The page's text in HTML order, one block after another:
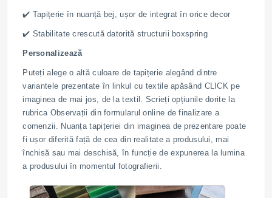
✔️ Tapițerie în nuanță bej, ușor de integrat în orice decor
✔️ Stabilitate crescută datorită structurii boxspring
Personalizează
Puteți alege o altă culoare de tapițerie alegând dintre
variantele prezentate în linkul cu textile apăsând CLICK pe
imaginea de mai jos, de la textil. Scrieți opțiunile dorite la
rubrica Observații din formularul online de finalizare a
comenzii. Nuanța tapițeriei din imaginea de prezentare poate
fi ușor diferită față de cea din realitate a produsului, mai
închisă sau mai deschisă, în funcție de expunerea la lumina
a produsului în momentul fotografierii.